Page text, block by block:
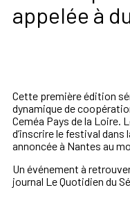
appelée à
Cette première édition
dynamique de
Ceméa Pays de la Loire.
d’inscrire le festival dans
annoncée à Nantes au
Un événement à
journal Le Quotidien du